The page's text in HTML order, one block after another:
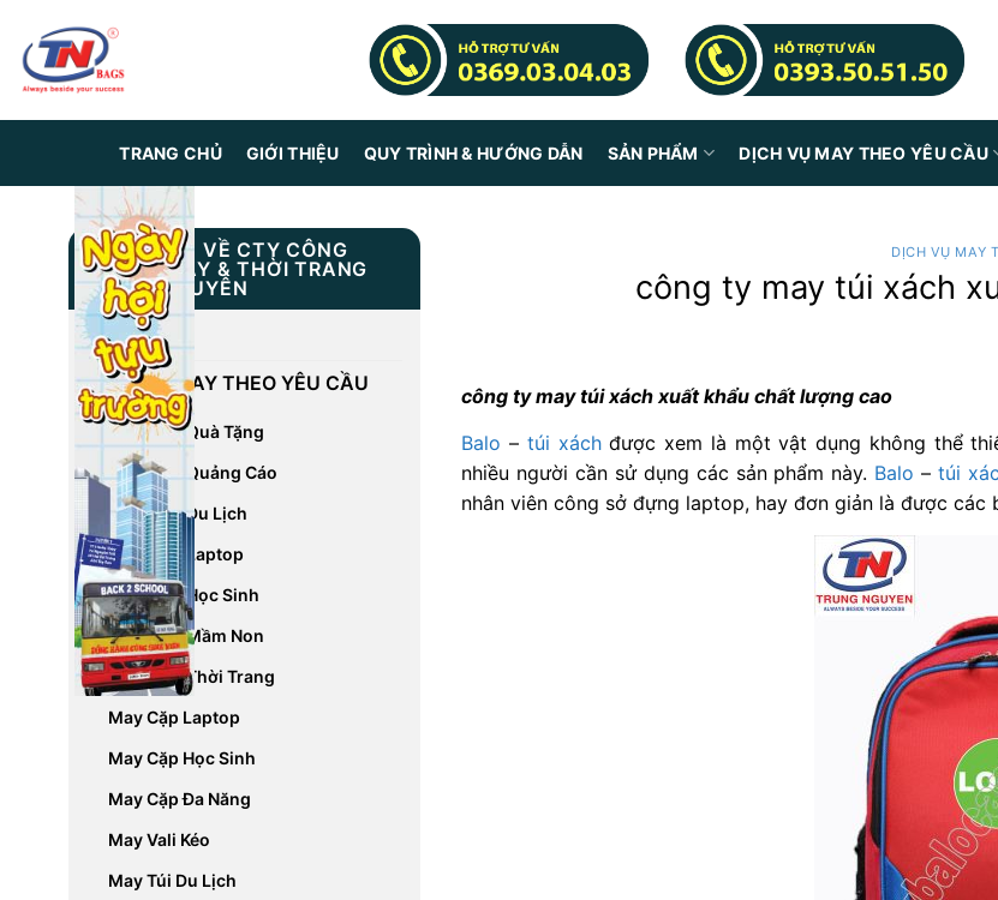
content
TRANG CHỦ GIỚI THIỆU QUY TRÌNH & HƯỚNG DẪN SẢN PHẨM DỊCH VỤ MAY THEO YÊU CẦU
THÔNG TIN VỀ CTY CÔNG
NGHIỆP MAY & THỜI TRANG
TRUNG NGUYÊN
GIỚI THIỆU
DỊCH VỤ MAY THEO YÊU CẦU
May Balo Quà Tặng
May Balo Quảng Cáo
May Balo Du Lịch
May Balo Laptop
May Balo Học Sinh
May Balo Mầm Non
May Balo Thời Trang
May Cặp Laptop
May Cặp Học Sinh
May Cặp Đa Năng
May Vali Kéo
May Túi Du Lịch
DỊCH VỤ MAY
công ty may túi xách
công ty may túi xách xuất khẩu chất lượng cao
Balo – túi xáchđược xem là một vật dụng không thể
nhiều người cần sử dụng các sản phẩm này. Balo – túi
nhân viên công sở đựng laptop, hay đơn giản là được